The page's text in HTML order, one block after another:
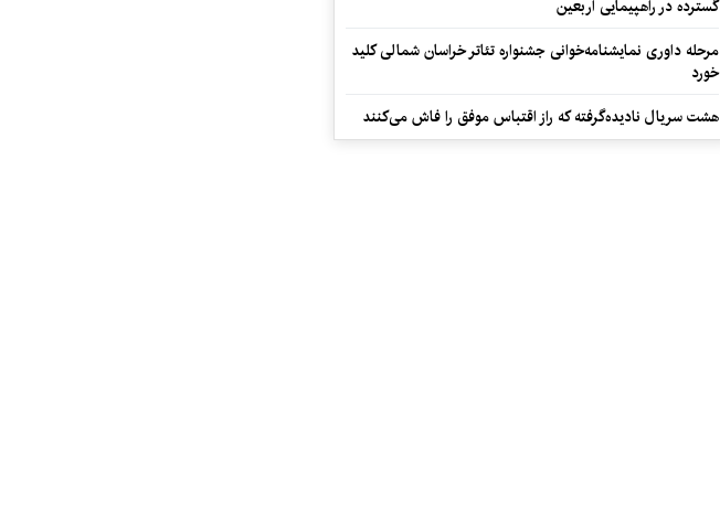
گسترده در راهپیمایی اربعین
مرحله داوری نمایشنامه‌خوانی جشنواره تئاتر خراسان شمالی کلید
خورد
هشت سریال نادیده‌گرفته که راز اقتباس موفق را فاش می‌کنند